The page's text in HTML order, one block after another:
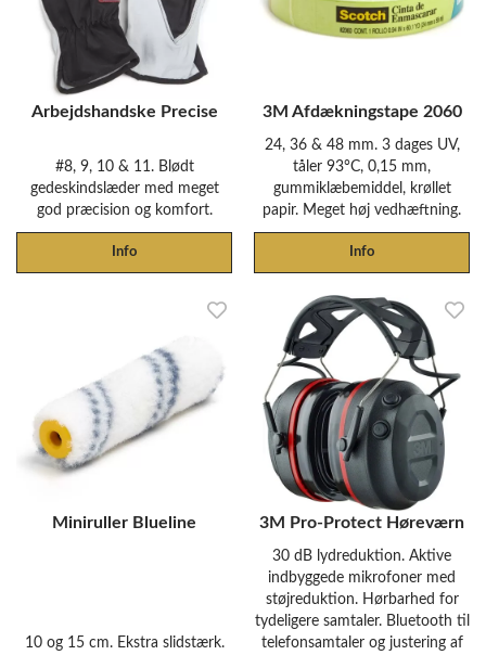
Arbejdshandske Precise
#8, 9, 10 & 11. Blødt
gedeskindslæder med meget
god præcision og komfort.
Info
3M Afdækningstape 2060
24, 36 & 48 mm. 3 dages UV,
tåler 93°C, 0,15 mm,
gummiklæbemiddel, krøllet
papir. Meget høj vedhæftning.
Info
Miniruller Blueline
10 og 15 cm. Ekstra slidstærk.
3M Pro-Protect Høreværn
30 dB lydreduktion. Aktive
indbyggede mikrofoner med
støjreduktion. Hørbarhed for
tydeligere samtaler. Bluetooth til
telefonsamtaler og justering af